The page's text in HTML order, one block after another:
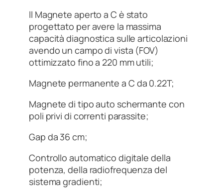
ll Magnete aperto a C è stato
progettato per avere la massima
capacità diagnostica sulle articolazioni
avendo un campo di vista (FOV)
ottimizzato fino a 220 mm utili;
Magnete permanente a C da 0.22T;
Magnete di tipo auto schermante con
poli privi di correnti parassite;
Gap da 36 cm;
Controllo automatico digitale della
potenza, della radiofrequenza del
sistema gradienti;